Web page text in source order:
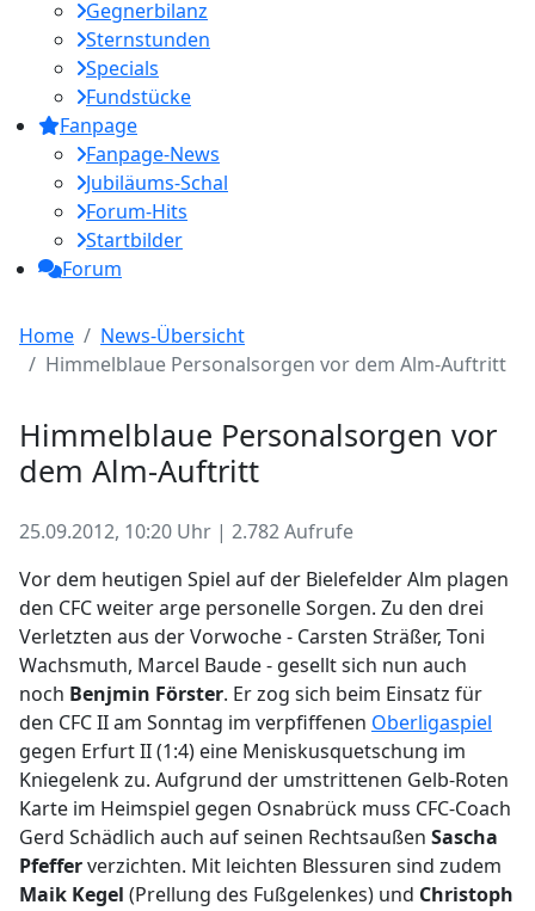
Gegnerbilanz
Sternstunden
Specials
Fundstücke
Fanpage
Fanpage-News
Jubiläums-Schal
Forum-Hits
Startbilder
Forum
Home
News-Übersicht
Himmelblaue Personalsorgen vor dem Alm-Auftritt
Himmelblaue Personalsorgen vor
dem Alm-Auftritt
25.09.2012, 10:20 Uhr | 2.782 Aufrufe
Vor dem heutigen Spiel auf der Bielefelder Alm plagen
den CFC weiter arge personelle Sorgen. Zu den drei
Verletzten aus der Vorwoche - Carsten Sträßer, Toni
Wachsmuth, Marcel Baude - gesellt sich nun auch
noch Benjmin Förster. Er zog sich beim Einsatz für
den CFC II am Sonntag im verpfiffenen Oberligaspiel
gegen Erfurt II (1:4) eine Meniskusquetschung im
Kniegelenk zu. Aufgrund der umstrittenen Gelb-Roten
Karte im Heimspiel gegen Osnabrück muss CFC-Coach
Gerd Schädlich auch auf seinen Rechtsaußen Sascha
Pfefferverzichten. Mit leichten Blessuren sind zudem
Maik Kegel (Prellung des Fußgelenkes) und Christoph